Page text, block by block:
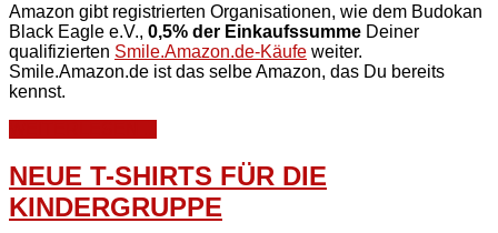
Amazon gibt registrierten Organisationen, wie dem Budokan
Black Eagle e.V., 0,5% der Einkaufssumme Deiner
qualifizierten Smile.Amazon.de-Käufe weiter.
Smile.Amazon.de ist das selbe Amazon, das Du bereits
kennst.
NEUE T-SHIRTS FÜR DIE
KINDERGRUPPE